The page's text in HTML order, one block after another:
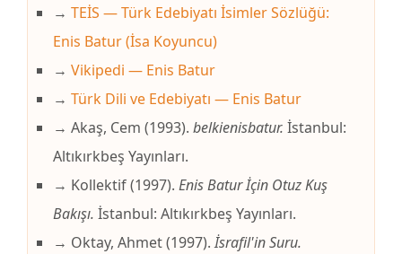
→ TEİS — Türk Edebiyatı İsimler Sözlüğü:
Enis Batur (İsa Koyuncu)
→ Vikipedi — Enis Batur
→ Türk Dili ve Edebiyatı — Enis Batur
→ Akaş, Cem (1993). belkienisbatur. İstanbul:
Altıkırkbeş Yayınları.
→ Kollektif (1997). Enis Batur İçin Otuz Kuş
Bakışı. İstanbul: Altıkırkbeş Yayınları.
→ Oktay, Ahmet (1997).İsrafil'in Suru.